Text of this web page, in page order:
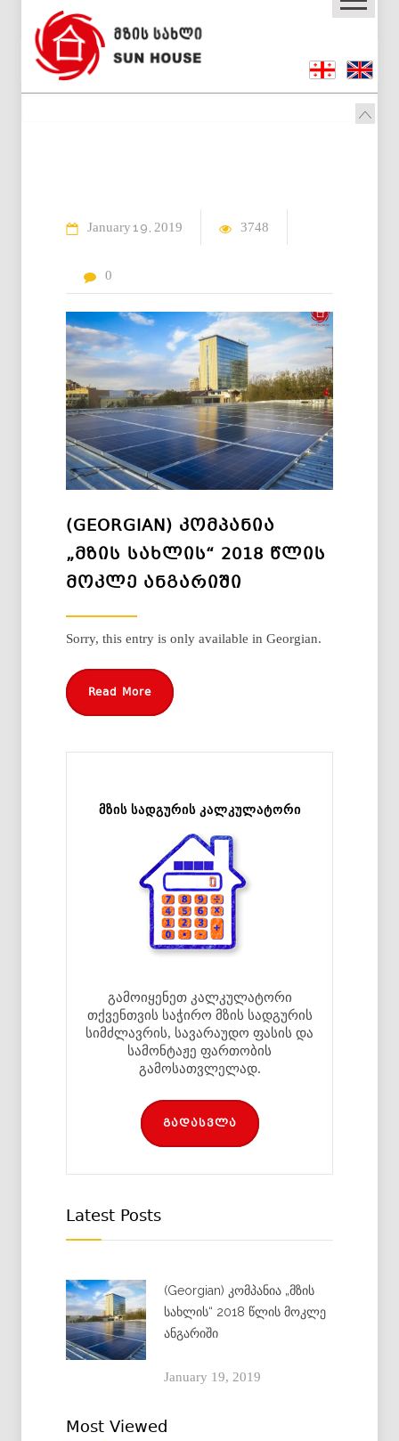
January 19 2019 3748
0
(GEORGIAN) ᲙᲝᲛᲞᲐᲜᲘᲐ
„ᲛᲖᲘᲡ ᲡᲐᲮᲚᲘᲡ“ 2018 ᲬᲚᲘᲡ
ᲛᲝᲙᲚᲔ ᲐᲜᲒᲐᲠᲘᲨᲘ
Sorry, this entry is only available in Georgian.
Read More
მზის სადგურის კალკულატორი
გამოიყენეთ კალკულატორი
თქვენთვის საჭირო მზის სადგურის
სიმძლავრის, სავარაუდო ფასის და
სამონტაჟე ფართობის
გამოსათვლელად.
გადასვლა
Latest Posts
(Georgian) კომპანია „მზის
სახლის“ 2018 წლის მოკლე
ანგარიში
January 19, 2019
Most Viewed